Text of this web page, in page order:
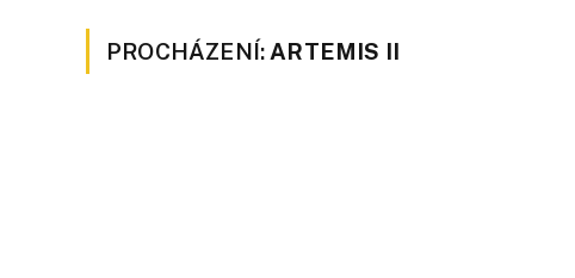
PROCHÁZENÍ: ARTEMIS II